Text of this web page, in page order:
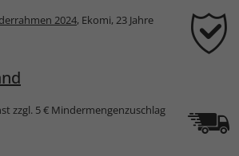
2024, Ekomi, 23 Jahre
zzgl. 5 € Mindermengenzuschlag